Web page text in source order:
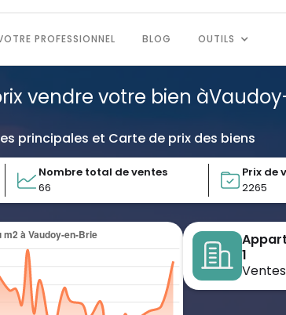
PROFESSIONNEL BLOG OUTILS
vendre votre bien à
principales et Carte de prix des biens
Nombre total de ventes
66
Prix de
2265
1
Ventes